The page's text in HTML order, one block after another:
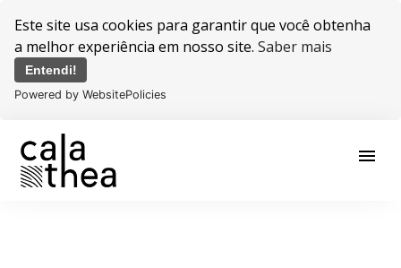
Este site usa cookies para garantir que você obtenha
a melhor experiência em nosso site. Saber mais
Entendi!
Powered by WebsitePolicies
menu